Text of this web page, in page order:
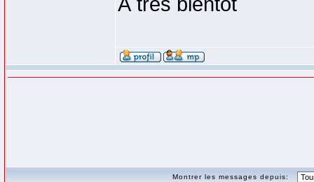
Montrer les messages depuis: